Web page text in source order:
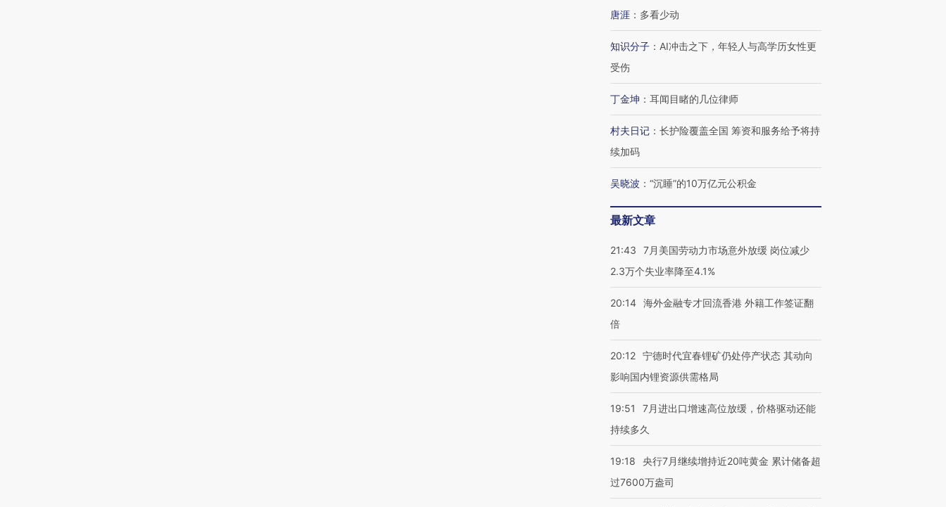
唐涯 ： 多看少动
知识分子 ： AI冲击之下，年轻人与高学历女性更
受伤
丁金坤 ： 耳闻目睹的几位律师
村夫日记 ： 长护险覆盖全国 筹资和服务给予将持
续加码
吴晓波 ： “沉睡”的10万亿元公积金
最新文章
21:43
7月美国劳动力市场意外放缓 岗位减少
2.3万个失业率降至4.1%
20:14 海外金融专才回流香港 外籍工作签证翻
倍
20:12 宁德时代宜春锂矿仍处停产状态 其动向
影响国内锂资源供需格局
19:51
7月进出口增速高位放缓，价格驱动还能
持续多久
19:18
央行7月继续增持近20吨黄金 累计储备超
过7600万盎司